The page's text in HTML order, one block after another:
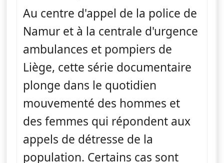
Au centre d'appel de la police de
Namur et à la centrale d'urgence
ambulances et pompiers de
Liège, cette série documentaire
plonge dans le quotidien
mouvementé des hommes et
des femmes qui répondent aux
appels de détresse de la
population. Certains cas sont